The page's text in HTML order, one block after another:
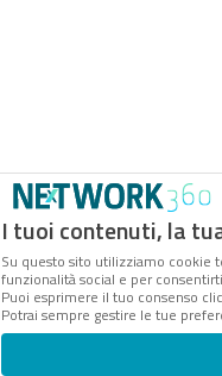
I tuoi contenuti, la
Su questo sito utilizziamo cookie
funzionalità social e per
Puoi esprimere il tuo consenso
Potrai sempre gestire le tue